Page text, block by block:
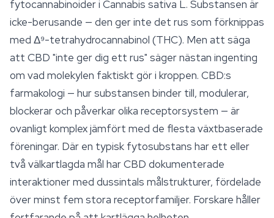
fytocannabinoider i Cannabis sativa L. Substansen är
icke-berusande — den ger inte det rus som förknippas
med Δ⁹-tetrahydrocannabinol (THC). Men att säga
att CBD "inte ger dig ett rus" säger nästan ingenting
om vad molekylen faktiskt göri kroppen. CBD:s
farmakologi — hur substansen binder till, modulerar,
blockerar och påverkar olika receptorsystem — är
ovanligt komplex jämfört med de flesta växtbaserade
föreningar. Där en typisk fytosubstans har ett eller
två välkartlagda mål har CBD dokumenterade
interaktioner med dussintals målstrukturer, fördelade
över minst fem stora receptorfamiljer. Forskare håller